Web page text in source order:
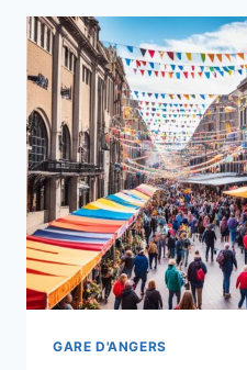
FAMILLE
DEPUIS
LA
GARE
D’ANGERS
:
CONSEILS
POUR
RENDRE
LE
TRAJET
PLUS
FACILE
GARE D'ANGERS